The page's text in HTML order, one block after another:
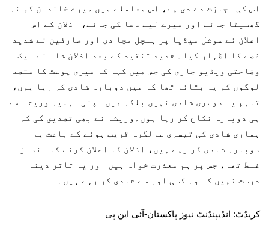
اس کی اجازت دے دی ہے، اس معاملے میں میرے خاندان کو نہ
گھسیٹا جائے اور میرے لیے دعا کی جائے، اذلان کے اس
اعلان نے سوشل میڈیا پر ہلچل مچا دی اور صارفین نے شدید
غصے کا اظہار کیا۔ شدید تنقید کے بعد اذلان شاہ نے ایک
وضاحتی ویڈیو جاری کی جس میں کہا کہ میری پوسٹ کا مقصد
لوگوں کو یہ بتانا تھا کہ میں دوبارہ شادی کر رہا ہوں،
تاہم یہ دوسری شادی نہیں بلکہ میں اپنی اہلیہ وریشہ سے
ہی دوبارہ نکاح کر رہا ہوں۔وریشہ نے بھی تصدیق کی کہ
ہماری شادی کی تیسری سالگرہ قریب ہونے کے باعث ہم
دوبارہ شادی کر رہے ہیں، اذلان کا اعلان کرنے کا انداز
غلط تھا، جس پر ہم معذرت خواہ ہیں اور یہ تاثر دینا
درست نہیں کہ وہ کسی اور سے شادی کر رہے ہیں۔
کریڈٹ: انڈیپنڈنٹ نیوز پاکستان-آئی این پی